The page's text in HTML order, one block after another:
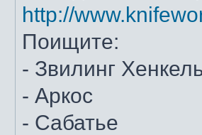
http://
Поищите:
- Звилинг
- Аркос
- Сабатье